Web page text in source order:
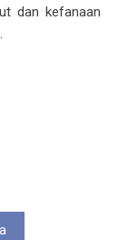
dan kefanaan